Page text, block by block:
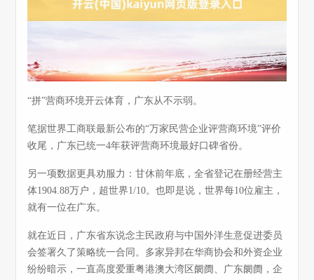
“拼”营商环境开云体育，广东从不示弱。
笔据世界工商联最新公布的“万家民营企业评营商环境”评价
收尾，广东已统一4年获评营商环境最好口碑省份。
另一项数据更具劝服力：甘休前年底，全省登记在册经营主
体1904.88万户，超世界1/10。也即是说，世界每10位雇主，
就有一位在广东。
就在近日，广东省东说念主民政府与中国外洋生意促进委员
会签署久了策略统一合同。多家异邦在华商协会和外资企业
纷纷暗示，一直高度爱重粤港澳大湾区阛阓、广东阛阓，企